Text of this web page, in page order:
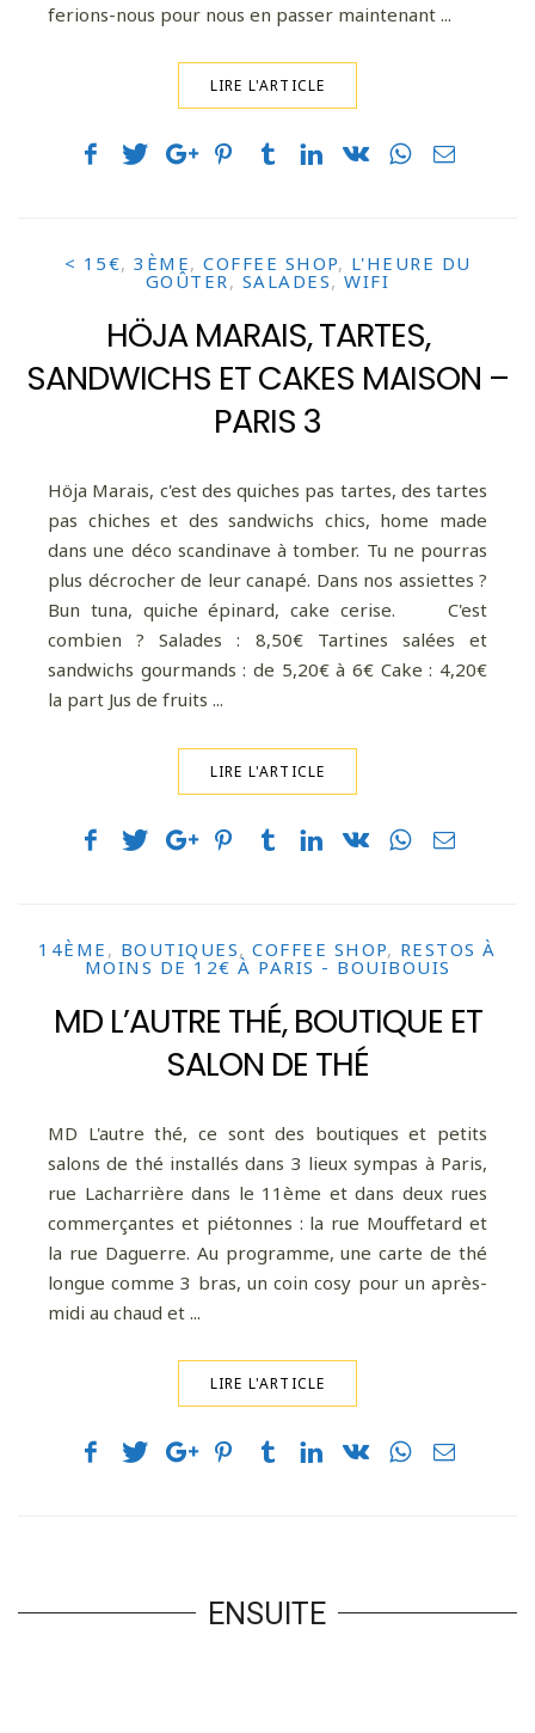
ferions-nous pour nous en passer maintenant ...
LIRE L'ARTICLE
< 15€, 3ÈME, COFFEE SHOP, L'HEURE DU
GOÛTER, SALADES,WIFI
HÖJA MARAIS, TARTES,
SANDWICHS ET CAKES MAISON –
PARIS 3
Höja Marais, c'est des quiches pas tartes, des tartes
pas chiches et des sandwichs chics, home made
dans une déco scandinave à tomber. Tu ne pourras
plus décrocher de leur canapé. Dans nos assiettes ?
Bun tuna, quiche épinard, cake cerise. C'est
combien ? Salades : 8,50€ Tartines salées et
sandwichs gourmands : de 5,20€ à 6€ Cake : 4,20€
la part Jus de fruits ...
LIRE L'ARTICLE
14ÈME , BOUTIQUES,COFFEE SHOP, RESTOS À
MOINS DE 12€ À PARIS - BOUIBOUIS
MD L’AUTRE THÉ, BOUTIQUE ET
SALON DE THÉ
MD L'autre thé, ce sont des boutiques et petits
salons de thé installés dans 3 lieux sympas à Paris,
rue Lacharrière dans le 11ème et dans deux rues
commerçantes et piétonnes : la rue Mouffetard et
la rue Daguerre. Au programme, une carte de thé
longue comme 3 bras, un coin cosy pour un après-
midi au chaud et ...
LIRE L'ARTICLE
ENSUITE